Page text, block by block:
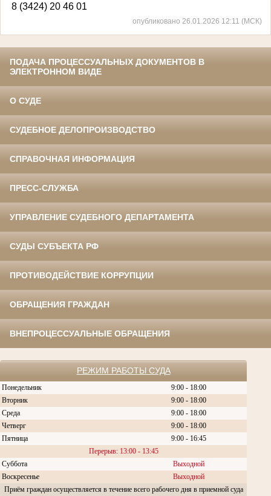
8 (3424) 20 46 01
опубликовано 26.01.2026 12:11 (МСК)
ПОДАЧА ПРОЦЕССУАЛЬНЫХ ДОКУМЕНТОВ В
ЭЛЕКТРОННОМ ВИДЕ
О СУДЕ
СУДЕБНОЕ ДЕЛОПРОИЗВОДСТВО
СПРАВОЧНАЯ ИНФОРМАЦИЯ
ПРЕСС-СЛУЖБА
УПРАВЛЕНИЕ СУДЕБНОГО ДЕПАРТАМЕНТА
СУДЫ СУБЪЕКТА РФ
ПРОТИВОДЕЙСТВИЕ КОРРУПЦИИ
ОБРАЩЕНИЯ ГРАЖДАН
ВНЕПРОЦЕССУАЛЬНЫЕ ОБРАЩЕНИЯ
РЕЖИМ РАБОТЫ СУДА
Понедельник
9:00 - 18:00
Вторник
9:00 - 18:00
Среда
9:00 - 18:00
Четверг
9:00 - 18:00
Пятница
9:00 - 16:45
Перерыв: 13:00 - 13:45
Суббота
Выходной
Воскресенье
Выходной
Приём граждан осуществляется в течение всего рабочего дня в приемной суда